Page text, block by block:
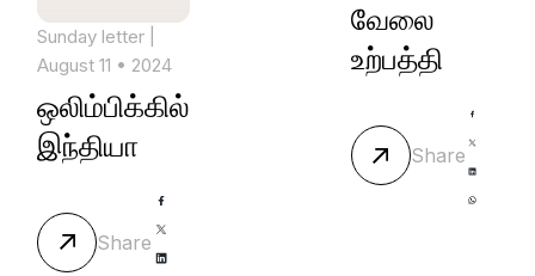
Sunday letter
August 11 • 2024
ஒலிம்பிக்கில்
இந்தியா
Share
வேலை
உற்பத்தி
Share